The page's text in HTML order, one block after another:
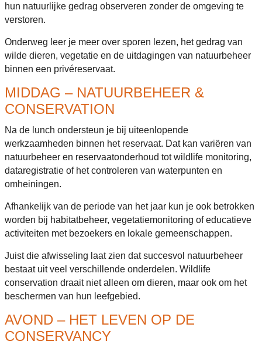
hun natuurlijke gedrag observeren zonder de omgeving te
verstoren.
Onderweg leer je meer over sporen lezen, het gedrag van
wilde dieren, vegetatie en de uitdagingen van natuurbeheer
binnen een privéreservaat.
MIDDAG – NATUURBEHEER &
CONSERVATION
Na de lunch ondersteun je bij uiteenlopende
werkzaamheden binnen het reservaat. Dat kan variëren van
natuurbeheer en reservaatonderhoud tot wildlife monitoring,
dataregistratie of het controleren van waterpunten en
omheiningen.
Afhankelijk van de periode van het jaar kun je ook betrokken
worden bij habitatbeheer, vegetatiemonitoring of educatieve
activiteiten met bezoekers en lokale gemeenschappen.
Juist die afwisseling laat zien dat succesvol natuurbeheer
bestaat uit veel verschillende onderdelen. Wildlife
conservation draait niet alleen om dieren, maar ook om het
beschermen van hun leefgebied.
AVOND – HET LEVEN OP DE
CONSERVANCY